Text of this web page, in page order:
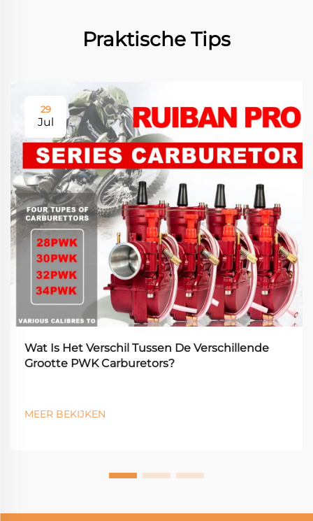
Praktische Tips
29
Jul
Wat Is Het Verschil Tussen De Verschillende
Grootte PWK Carburetors?
MEER BEKIJKEN